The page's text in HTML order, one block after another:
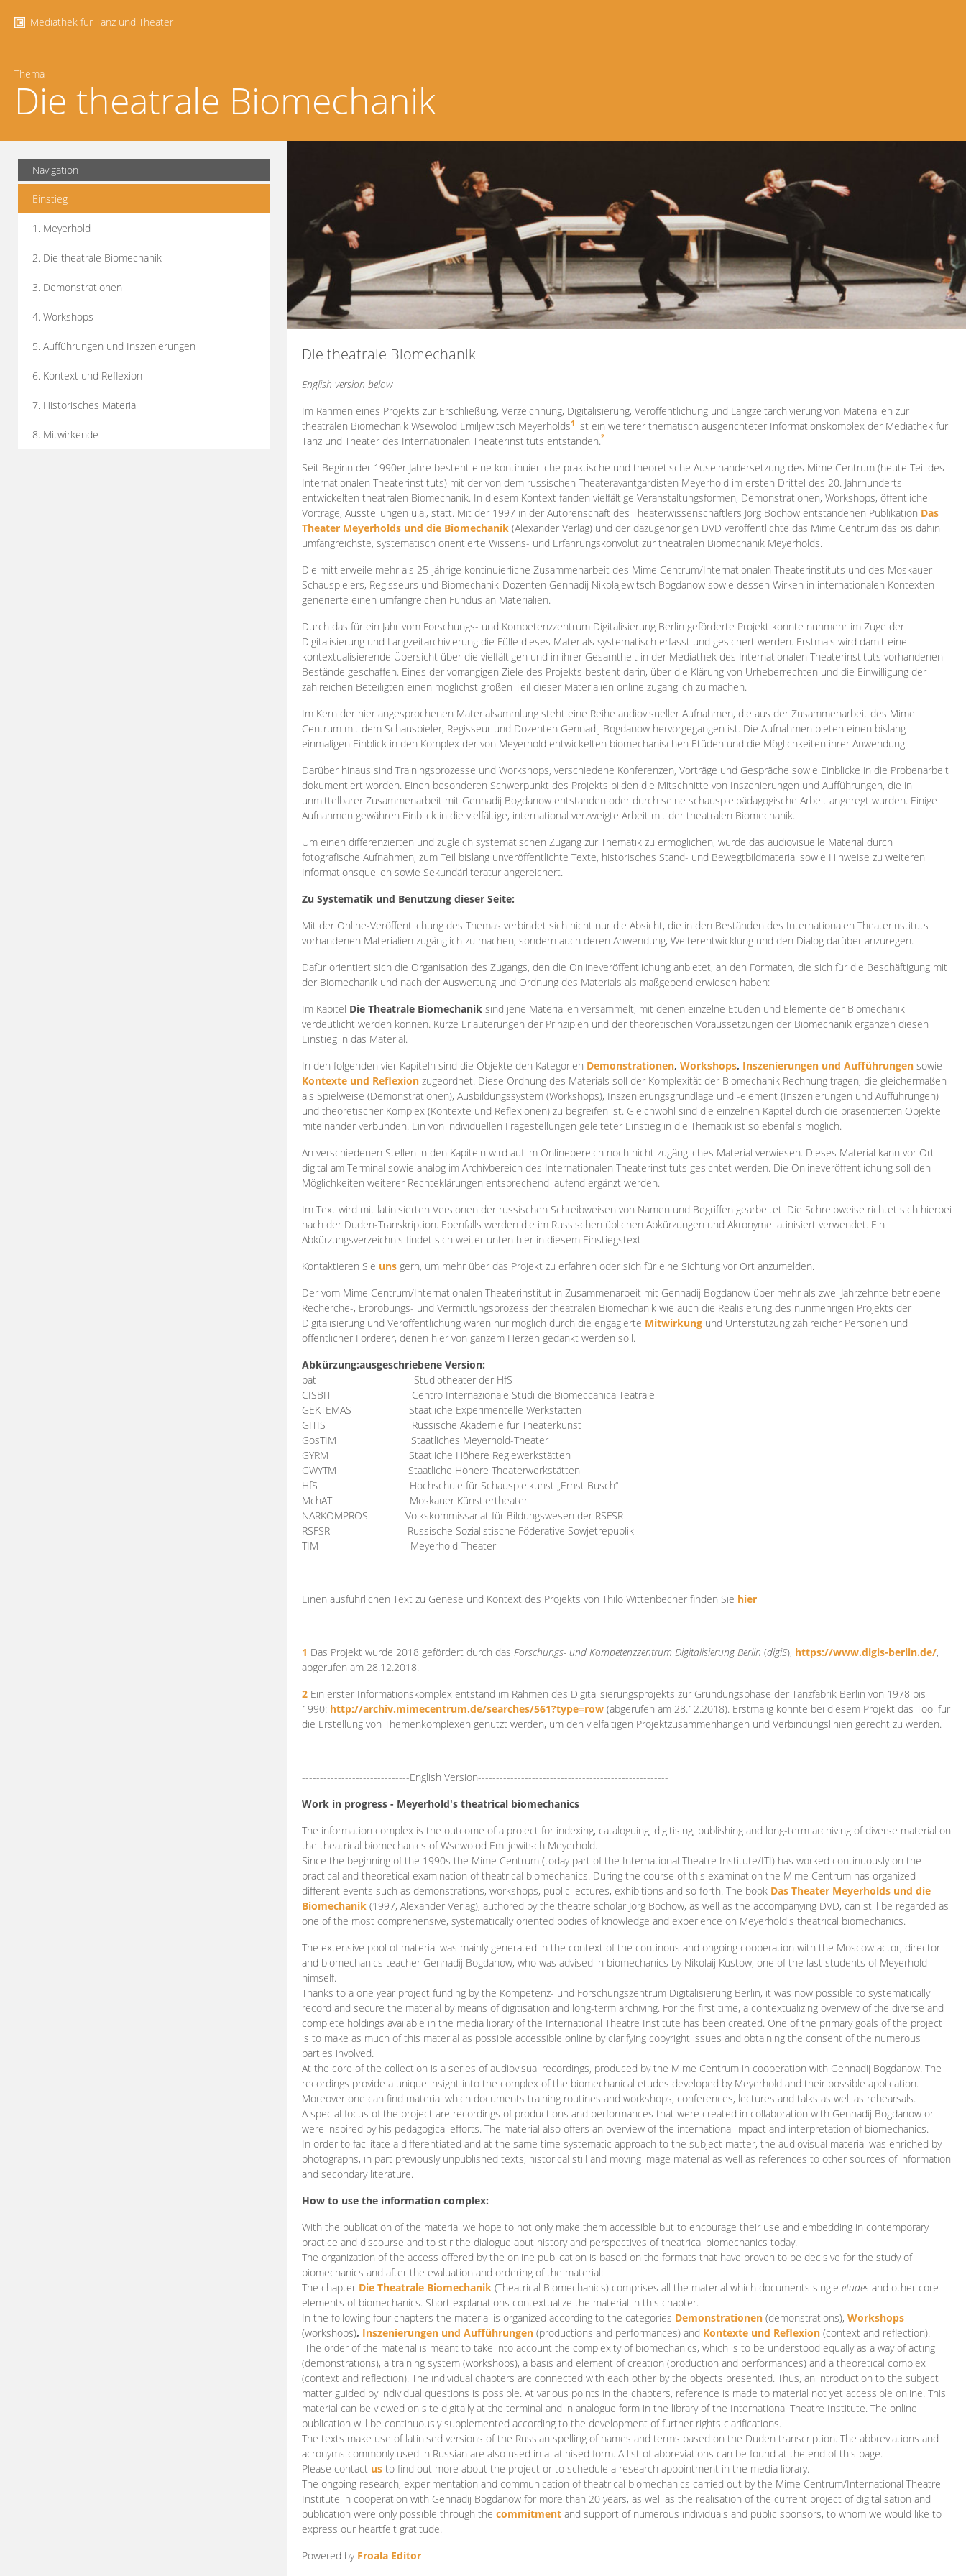
Mediathek für Tanz und Theater
Thema
Die theatrale Biomechanik
Navigation
Einstieg
1. Meyerhold
2. Die theatrale Biomechanik
3. Demonstrationen
4. Workshops
5. Aufführungen und Inszenierungen
6. Kontext und Reflexion
7. Historisches Material
8. Mitwirkende
Die theatrale Biomechanik
English version below
Im Rahmen eines Projekts zur Erschließung, Verzeichnung, Digitalisierung, Veröffentlichung und Langzeitarchivierung von Materialien zur
theatralen Biomechanik Wsewolod Emiljewitsch Meyerholds1 ist ein weiterer thematisch ausgerichteter Informationskomplex der Mediathek für
Tanz und Theater des Internationalen Theaterinstituts entstanden.2
Seit Beginn der 1990er Jahre besteht eine kontinuierliche praktische und theoretische Auseinandersetzung des Mime Centrum (heute Teil des
Internationalen Theaterinstituts) mit der von dem russischen Theateravantgardisten Meyerhold im ersten Drittel des 20. Jahrhunderts
entwickelten theatralen Biomechanik. In diesem Kontext fanden vielfältige Veranstaltungsformen, Demonstrationen, Workshops, öffentliche
Vorträge, Ausstellungen u.a., statt. Mit der 1997 in der Autorenschaft des Theaterwissenschaftlers Jörg Bochow entstandenen Publikation Das
Theater Meyerholds und die Biomechanik (Alexander Verlag) und der dazugehörigen DVD veröffentlichte das Mime Centrum das bis dahin
umfangreichste, systematisch orientierte Wissens- und Erfahrungskonvolut zur theatralen Biomechanik Meyerholds.
Die mittlerweile mehr als 25-jährige kontinuierliche Zusammenarbeit des Mime Centrum/Internationalen Theaterinstituts und des Moskauer
Schauspielers, Regisseurs und Biomechanik-Dozenten Gennadij Nikolajewitsch Bogdanow sowie dessen Wirken in internationalen Kontexten
generierte einen umfangreichen Fundus an Materialien.
Durch das für ein Jahr vom Forschungs- und Kompetenzzentrum Digitalisierung Berlin geförderte Projekt konnte nunmehr im Zuge der
Digitalisierung und Langzeitarchivierung die Fülle dieses Materials systematisch erfasst und gesichert werden. Erstmals wird damit eine
kontextualisierende Übersicht über die vielfältigen und in ihrer Gesamtheit in der Mediathek des Internationalen Theaterinstituts vorhandenen
Bestände geschaffen. Eines der vorrangigen Ziele des Projekts besteht darin, über die Klärung von Urheberrechten und die Einwilligung der
zahlreichen Beteiligten einen möglichst großen Teil dieser Materialien online zugänglich zu machen.
Im Kern der hier angesprochenen Materialsammlung steht eine Reihe audiovisueller Aufnahmen, die aus der Zusammenarbeit des Mime
Centrum mit dem Schauspieler, Regisseur und Dozenten Gennadij Bogdanow hervorgegangen ist. Die Aufnahmen bieten einen bislang
einmaligen Einblick in den Komplex der von Meyerhold entwickelten biomechanischen Etüden und die Möglichkeiten ihrer Anwendung.
Darüber hinaus sind Trainingsprozesse und Workshops, verschiedene Konferenzen, Vorträge und Gespräche sowie Einblicke in die Probenarbeit
dokumentiert worden. Einen besonderen Schwerpunkt des Projekts bilden die Mitschnitte von Inszenierungen und Aufführungen, die in
unmittelbarer Zusammenarbeit mit Gennadij Bogdanow entstanden oder durch seine schauspielpädagogische Arbeit angeregt wurden. Einige
Aufnahmen gewähren Einblick in die vielfältige, international verzweigte Arbeit mit der theatralen Biomechanik.
Um einen differenzierten und zugleich systematischen Zugang zur Thematik zu ermöglichen, wurde das audiovisuelle Material durch
fotografische Aufnahmen, zum Teil bislang unveröffentlichte Texte, historisches Stand- und Bewegtbildmaterial sowie Hinweise zu weiteren
Informationsquellen sowie Sekundärliteratur angereichert.
Zu Systematik und Benutzung dieser Seite:
Mit der Online-Veröffentlichung des Themas verbindet sich nicht nur die Absicht, die in den Beständen des Internationalen Theaterinstituts
vorhandenen Materialien zugänglich zu machen, sondern auch deren Anwendung, Weiterentwicklung und den Dialog darüber anzuregen.
Dafür orientiert sich die Organisation des Zugangs, den die Onlineveröffentlichung anbietet, an den Formaten, die sich für die Beschäftigung mit
der Biomechanik und nach der Auswertung und Ordnung des Materials als maßgebend erwiesen haben:
Im Kapitel Die Theatrale Biomechanik sind jene Materialien versammelt, mit denen einzelne Etüden und Elemente der Biomechanik
verdeutlicht werden können. Kurze Erläuterungen der Prinzipien und der theoretischen Voraussetzungen der Biomechanik ergänzen diesen
Einstieg in das Material.
In den folgenden vier Kapiteln sind die Objekte den Kategorien Demonstrationen, Workshops, Inszenierungen und Aufführungen sowie
Kontexte und Reflexion zugeordnet. Diese Ordnung des Materials soll der Komplexität der Biomechanik Rechnung tragen, die gleichermaßen
als Spielweise (Demonstrationen), Ausbildungssystem (Workshops), Inszenierungsgrundlage und -element (Inszenierungen und Aufführungen)
und theoretischer Komplex (Kontexte und Reflexionen) zu begreifen ist. Gleichwohl sind die einzelnen Kapitel durch die präsentierten Objekte
miteinander verbunden. Ein von individuellen Fragestellungen geleiteter Einstieg in die Thematik ist so ebenfalls möglich.
An verschiedenen Stellen in den Kapiteln wird auf im Onlinebereich noch nicht zugängliches Material verwiesen. Dieses Material kann vor Ort
digital am Terminal sowie analog im Archivbereich des Internationalen Theaterinstituts gesichtet werden. Die Onlineveröffentlichung soll den
Möglichkeiten weiterer Rechteklärungen entsprechend laufend ergänzt werden.
Im Text wird mit latinisierten Versionen der russischen Schreibweisen von Namen und Begriffen gearbeitet. Die Schreibweise richtet sich hierbei
nach der Duden-Transkription. Ebenfalls werden die im Russischen üblichen Abkürzungen und Akronyme latinisiert verwendet. Ein
Abkürzungsverzeichnis findet sich weiter unten hier in diesem Einstiegstext
Kontaktieren Sie uns gern, um mehr über das Projekt zu erfahren oder sich für eine Sichtung vor Ort anzumelden.
Der vom Mime Centrum/Internationalen Theaterinstitut in Zusammenarbeit mit Gennadij Bogdanow über mehr als zwei Jahrzehnte betriebene
Recherche-, Erprobungs- und Vermittlungsprozess der theatralen Biomechanik wie auch die Realisierung des nunmehrigen Projekts der
Digitalisierung und Veröffentlichung waren nur möglich durch die engagierte Mitwirkung und Unterstützung zahlreicher Personen und
öffentlicher Förderer, denen hier von ganzem Herzen gedankt werden soll.
Abkürzung:ausgeschriebene Version:
bat
Studiotheater der HfS
CISBIT
Centro Internazionale Studi die Biomeccanica Teatrale
GEKTEMAS
Staatliche Experimentelle Werkstätten
GITIS
Russische Akademie für Theaterkunst
GosTIM
Staatliches Meyerhold-Theater
GYRM
Staatliche Höhere Regiewerkstätten
GWYTM
Staatliche Höhere Theaterwerkstätten
HfS
Hochschule für Schauspielkunst „Ernst Busch“
MchAT
Moskauer Künstlertheater
NARKOMPROS
Volkskommissariat für Bildungswesen der RSFSR
RSFSR
Russische Sozialistische Föderative Sowjetrepublik
TIM Meyerhold-Theater
Einen ausführlichen Text zu Genese und Kontext des Projekts von Thilo Wittenbecher finden Sie hier
1 Das Projekt wurde 2018 gefördert durch das Forschungs- und Kompetenzzentrum DigitalisierungBerlin (digiS), https://www.digis-berlin.de/,
abgerufen am 28.12.2018.
2 Ein erster Informationskomplex entstand im Rahmen des Digitalisierungsprojekts zur Gründungsphase der Tanzfabrik Berlin von 1978 bis
1990: http://archiv.mimecentrum.de/searches/561?type=row (abgerufen am 28.12.2018). Erstmalig konnte bei diesem Projekt das Tool für
die Erstellung von Themenkomplexen genutzt werden, um den vielfältigen Projektzusammenhängen und Verbindungslinien gerecht zu werden.
------------------------------English Version-----------------------------------------------------
Work in progress - Meyerhold's theatrical biomechanics
The information complex is the outcome of a project for indexing, cataloguing, digitising, publishing and long-term archiving of diverse material on
the theatrical biomechanics of Wsewolod Emiljewitsch Meyerhold.
Since the beginning of the 1990s the Mime Centrum (today part of the International Theatre Institute/ITI) has worked continuously on the
practical and theoretical examination of theatrical biomechanics. During the course of this examination the Mime Centrum has organized
different events such as demonstrations, workshops, public lectures, exhibitions and so forth. The book Das Theater Meyerholds und die
Biomechanik (1997, Alexander Verlag), authored by the theatre scholar Jörg Bochow, as well as the accompanying DVD, can still be regarded as
one of the most comprehensive, systematically oriented bodies of knowledge and experience on Meyerhold's theatrical biomechanics.
The extensive pool of material was mainly generated in the context of the continous and ongoing cooperation with the Moscow actor, director
and biomechanics teacher Gennadij Bogdanow, who was advised in biomechanics by Nikolaij Kustow, one of the last students of Meyerhold
himself.
Thanks to a one year project funding by the Kompetenz- und Forschungszentrum Digitalisierung Berlin, it was now possible to systematically
record and secure the material by means of digitisation and long-term archiving. For the first time, a contextualizing overview of the diverse and
complete holdings available in the media library of the International Theatre Institute has been created. One of the primary goals of the project
is to make as much of this material as possible accessible online by clarifying copyright issues and obtaining the consent of the numerous
parties involved.
At the core of the collection is a series of audiovisual recordings, produced by the Mime Centrum in cooperation with Gennadij Bogdanow. The
recordings provide a unique insight into the complex of the biomechanical etudes developed by Meyerhold and their possible application.
Moreover one can find material which documents training routines and workshops, conferences, lectures and talks as well as rehearsals.
A special focus of the project are recordings of productions and performances that were created in collaboration with Gennadij Bogdanow or
were inspired by his pedagogical efforts. The material also offers an overview of the international impact and interpretation of biomechanics.
In order to facilitate a differentiated and at the same time systematic approach to the subject matter, the audiovisual material was enriched by
photographs, in part previously unpublished texts, historical still and moving image material as well as references to other sources of information
and secondary literature.
How to use the information complex:
With the publication of the material we hope to not only make them accessible but to encourage their use and embedding in contemporary
practice and discourse and to stir the dialogue abut history and perspectives of theatrical biomechanics today.
The organization of the access offered by the online publication is based on the formats that have proven to be decisive for the study of
biomechanics and after the evaluation and ordering of the material:
The chapter Die Theatrale Biomechanik (Theatrical Biomechanics) comprises all the material which documents single etudes and other core
elements of biomechanics. Short explanations contextualize the material in this chapter.
In the following four chapters the material is organized according to the categories Demonstrationen (demonstrations), Workshops
(workshops), Inszenierungen und Aufführungen (productions and performances) and Kontexte und Reflexion (context and reflection).
The order of the material is meant to take into account the complexity of biomechanics, which is to be understood equally as a way of acting
(demonstrations), a training system (workshops), a basis and element of creation (production and performances) and a theoretical complex
(context and reflection). The individual chapters are connected with each other by the objects presented. Thus, an introduction to the subject
matter guided by individual questions is possible. At various points in the chapters, reference is made to material not yet accessible online. This
material can be viewed on site digitally at the terminal and in analogue form in the library of the International Theatre Institute. The online
publication will be continuously supplemented according to the development of further rights clarifications.
The texts make use of latinised versions of the Russian spelling of names and terms based on the Duden transcription. The abbreviations and
acronyms commonly used in Russian are also used in a latinised form. A list of abbreviations can be found at the end of this page.
Please contact us to find out more about the project or to schedule a research appointment in the media library.
The ongoing research, experimentation and communication of theatrical biomechanics carried out by the Mime Centrum/International Theatre
Institute in cooperation with Gennadij Bogdanow for more than 20 years, as well as the realisation of the current project of digitalisation and
publication were only possible through the commitment and support of numerous individuals and public sponsors, to whom we would like to
express our heartfelt gratitude.
Powered by Froala Editor